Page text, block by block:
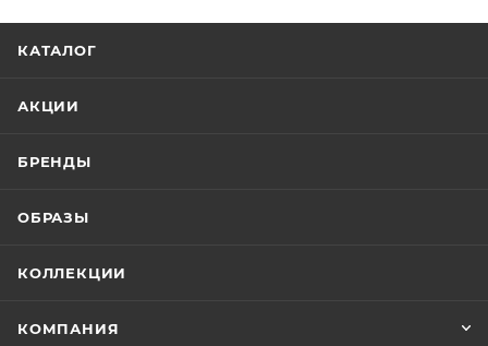
КАТАЛОГ
АКЦИИ
БРЕНДЫ
ОБРАЗЫ
КОЛЛЕКЦИИ
КОМПАНИЯ